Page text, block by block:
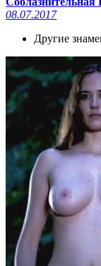
08.07.2017
Другие